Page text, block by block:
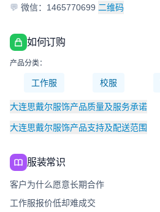
💬 微信：1465770699 二维码
如何订购
产品分类：
工作服 校服
大连思戴尔服饰产品质量及服务承诺
大连思戴尔服饰产品支持及配送范围
服装常识
客户为什么愿意长期合作
工作服报价低却难成交